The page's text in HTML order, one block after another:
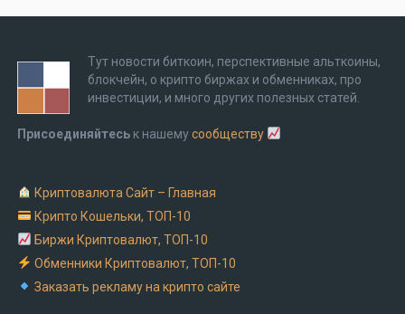
Тут новости биткоин, перспективные альткоины,
блокчейн, о крипто биржах и обменниках, про
инвестиции, и много других полезных статей.
Присоединяйтесь к нашемусообществу
Криптовалюта Cайт – Главная
Крипто Кошельки, ТОП-10
Биржи Криптовалют, ТОП-10
Обменники Криптовалют, ТОП-10
Заказать рекламу на крипто сайте